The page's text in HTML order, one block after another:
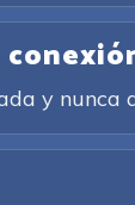
y nunca